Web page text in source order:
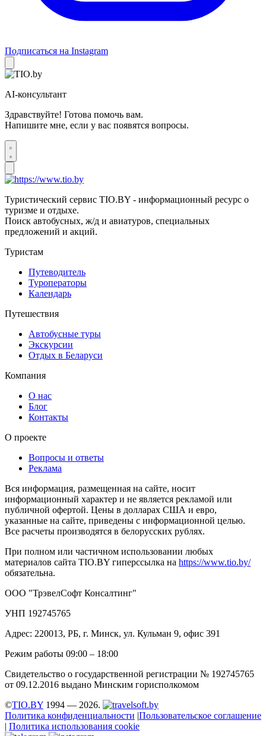
Подписаться на Instagram
AI-консультант
Здравствуйте! Готова помочь вам.
Напишите мне, если у вас появятся вопросы.
Туристический сервис TIO.BY - информационный ресурс о
туризме и отдыхе.
Поиск автобусных, ж/д и авиатуров, специальных
предложений и акций.
Туристам
Путеводитель
Туроператоры
Календарь
Путешествия
Автобусные туры
Экскурсии
Отдых в Беларуси
Компания
О нас
Блог
Контакты
О проекте
Вопросы и ответы
Реклама
Вся информация, размещенная на сайте, носит
информационный характер и не является рекламой или
публичной офертой. Цены в долларах США и евро,
указанные на сайте, приведены с информационной целью.
Все расчеты производятся в белорусских рублях.
При полном или частичном использовании любых
материалов сайта TIO.BY гиперссылка на https://www.tio.by/
обязательна.
ООО "ТрэвелСофт Консалтинг"
УНП 192745765
Адрес: 220013, РБ, г. Минск, ул. Кульман 9, офис 391
Режим работы 09:00 – 18:00
Свидетельство о государственной регистрации № 192745765
от 09.12.2016 выдано Минским горисполкомом
©TIO.BY 1994 — 2026.
Политика конфиденциальности |Пользовательское соглашение
| Политика использования cookie